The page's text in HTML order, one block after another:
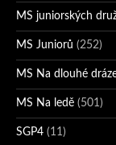
MS juniorských
MS Juniorů (252)
MS Na dlouhé
MS Na ledě (501)
SGP4 (11)